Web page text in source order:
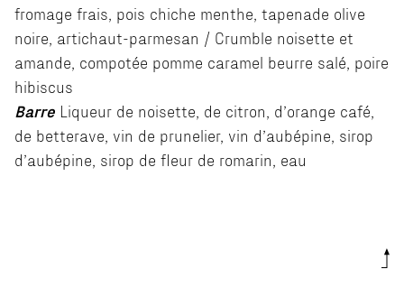
fromage frais, pois chiche menthe, tapenade olive
noire, artichaut-parmesan / Crumble noisette et
amande, compotée pomme caramel beurre salé, poire
hibiscus
Barre Liqueur de noisette, de citron, d’orange café,
de betterave, vin de prunelier, vin d’aubépine, sirop
d’aubépine, sirop de fleur de romarin, eau